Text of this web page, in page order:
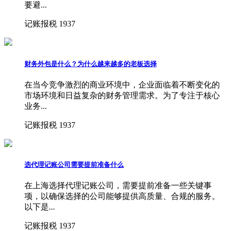
要避...
记账报税 1937
财务外包是什么？为什么越来越多的老板选择
在当今竞争激烈的商业环境中，企业面临着不断变化的
市场环境和日益复杂的财务管理需求。为了专注于核心
业务...
记账报税 1937
选代理记账公司需要提前准备什么
在上海选择代理记账公司，需要提前准备一些关键事
项，以确保选择的公司能够提供高质量、合规的服务。
以下是...
记账报税 1937